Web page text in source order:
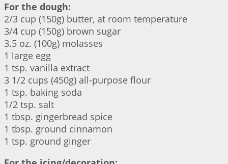
For the dough:
2/3 cup (150g) butter, at room temperature
3/4 cup (150g) brown sugar
3.5 oz. (100g) molasses
1 large egg
1 tsp. vanilla extract
3 1/2 cups (450g) all-purpose flour
1 tsp. baking soda
1/2 tsp. salt
1 tbsp. gingerbread spice
1 tbsp. ground cinnamon
1 tsp. ground ginger